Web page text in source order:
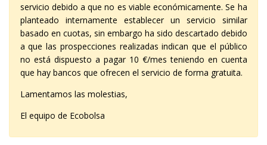
servicio debido a que no es viable económicamente. Se ha
planteado internamente establecer un servicio similar
basado en cuotas, sin embargo ha sido descartado debido
a que las prospecciones realizadas indican que el público
no está dispuesto a pagar 10 €/mes teniendo en cuenta
que hay bancos que ofrecen el servicio de forma gratuita.
Lamentamos las molestias,
El equipo de Ecobolsa